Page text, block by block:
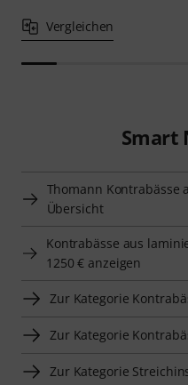
Vergleichen
Smart
Thomann Kontrabässe
Übersicht
Kontrabässe aus
1250 € anzeigen
Zur Kategorie
Zur Kategorie
Zur Kategorie